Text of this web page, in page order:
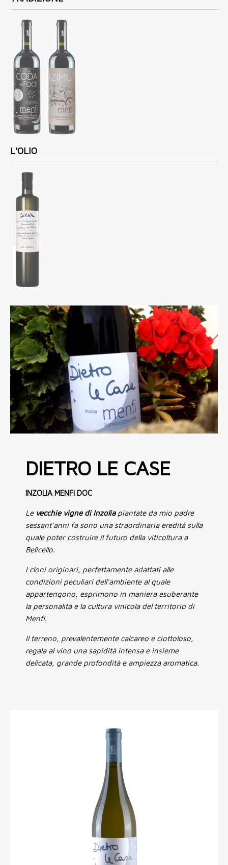
L'OLIO
DIETRO LE CASE
INZOLIA MENFI DOC
Le vecchie vigne di Inzoliapiantate da mio padre
sessant'anni fa sono una straordinaria eredità sulla
quale poter costruire il futuro della viticoltura a
Belicello.
I cloni originari, perfettamente adattati alle
condizioni peculiari dell'ambiente al quale
appartengono, esprimono in maniera esuberante
la personalità e la cultura vinicola del territorio di
Menfi.
Il terreno, prevalentemente calcareo e ciottoloso,
regala al vino una sapidità intensa e insieme
delicata, grande profondità e ampiezza aromatica.